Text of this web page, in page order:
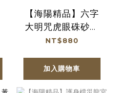
【海陽精品】六字
大明咒虎眼硃砂貔
貅手鍊 (廠商直出、
贈優惠)
NT$880
加入購物車